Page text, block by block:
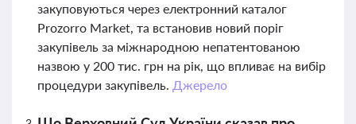
закуповуються через електронний каталог
Prozorro Market, та встановив новий поріг
закупівель за міжнародною непатентованою
назвою у 200 тис. грн на рік, що впливає на вибір
процедури закупівель. Джерело